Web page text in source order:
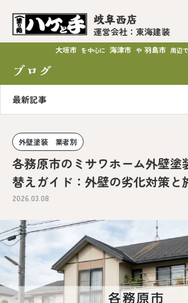
岐阜西店
運営会社：東海建装
大垣市 を中心に 海津市 や 羽島市 周辺
ブログ
最新記事
外壁塗装 業者別
各務原市のミサワホーム外壁塗
替えガイド：外壁の劣化対策と
2026.03.08